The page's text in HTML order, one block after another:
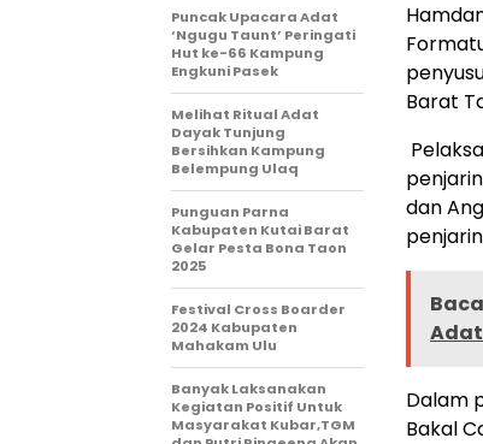
Barat
dan
Adat
Dalam
Bakal
Puncak Upacara Adat
‘Ngugu Taunt’ Peringati
Hut ke-66 Kampung
Engkuni Pasek
Melihat Ritual Adat
Dayak Tunjung
Bersihkan Kampung
Belempung Ulaq
Punguan Parna
Kabupaten Kutai Barat
Gelar Pesta Bona Taon
2025
Festival Cross Boarder
2024 Kabupaten
Mahakam Ulu
Banyak Laksanakan
Kegiatan Positif Untuk
Masyarakat Kubar,TGM